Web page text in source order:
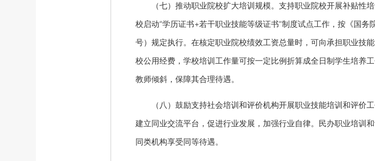
（七）推动职业院校扩大培训规模。支持职业院校开展补贴性
校启动“学历证书+若干职业技能等级证书”制度试点工作，按《国
号）规定执行。在核定职业院校绩效工资总量时，可向承担职业技
校公用经费，学校培训工作量可按一定比例折算成全日制学生培养
教师倾斜，保障其合理待遇。
（八）鼓励支持社会培训和评价机构开展职业技能培训和评价
建立同业交流平台，促进行业发展，加强行业自律。民办职业培训
同类机构享受同等待遇。